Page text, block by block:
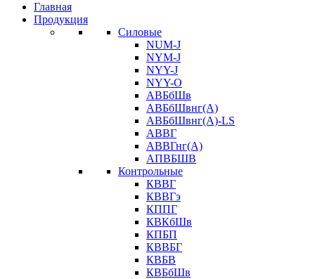
Главная
Продукция
Силовые
NUM-J
NYM-J
NYY-J
NYY-O
АВБбШв
АВБбШвнг(А)
АВБбШвнг(А)-LS
АВВГ
АВВГнг(А)
АПВБШВ
Контрольные
КВВГ
КВВГэ
КППГ
КВКбШв
КПБП
КВВБГ
КВБВ
КВБбШв